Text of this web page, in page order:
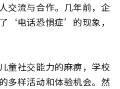
交流与合作。几年前，企
‘电话恐惧症’的现象，
童社交能力的麻痹，学校
多样活动和体验机会。然